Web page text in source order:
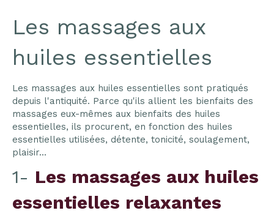
Les massages aux
huiles essentielles
Les massages aux huiles essentielles sont pratiqués
depuis l'antiquité. Parce qu'ils allient les bienfaits des
massages eux-mêmes aux bienfaits des huiles
essentielles, ils procurent, en fonction des huiles
essentielles utilisées, détente, tonicité, soulagement,
plaisir...
1- Les massages aux huiles
essentielles relaxantes